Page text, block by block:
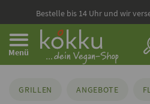
Bestelle bis 14 Uhr und wir
Menü
GRILLEN ANGEBOTE